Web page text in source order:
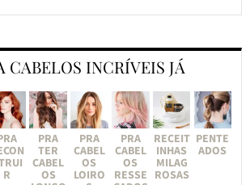
CABELOS INCRÍVEIS JÁ
R
PRA
TER
CABEL
OS
PRA
CABEL
OS
LOIRO
PRA
CABEL
OS
RESSE
RECEIT
INHAS
MILAG
ROSAS
PENTE
ADOS